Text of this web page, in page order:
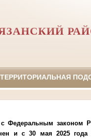
ТЕРРИТОРИАЛЬНАЯ
с Федеральным законом
и с 30 мая 2025